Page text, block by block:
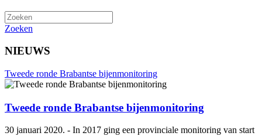
Zoeken
NIEUWS
Tweede ronde Brabantse bijenmonitoring
Tweede ronde Brabantse bijenmonitoring
30 januari 2020. - In 2017 ging een provinciale monitoring van start